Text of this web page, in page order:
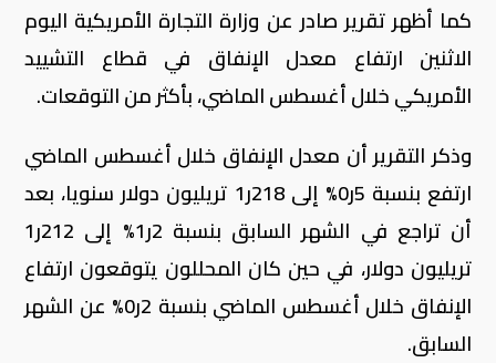
كما أظهر تقرير صادر عن وزارة التجارة الأمريكية اليوم
الاثنين ارتفاع معدل الإنفاق في قطاع التشييد
الأمريكي خلال أغسطس الماضي، بأكثر من التوقعات.
وذكر التقرير أن معدل الإنفاق خلال أغسطس الماضي
ارتفع بنسبة 5ر0% إلى 218ر1 تريليون دولار سنويا، بعد
أن تراجع في الشهر السابق بنسبة 2ر1% إلى 212ر1
تريليون دولار، في حين كان المحللون يتوقعون ارتفاع
الإنفاق خلال أغسطس الماضي بنسبة 2ر0% عن الشهر
السابق.